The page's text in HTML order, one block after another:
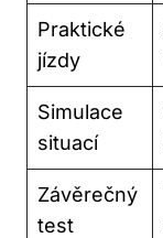
Praktické
jízdy
Simulace
situací
Závěrečný
test